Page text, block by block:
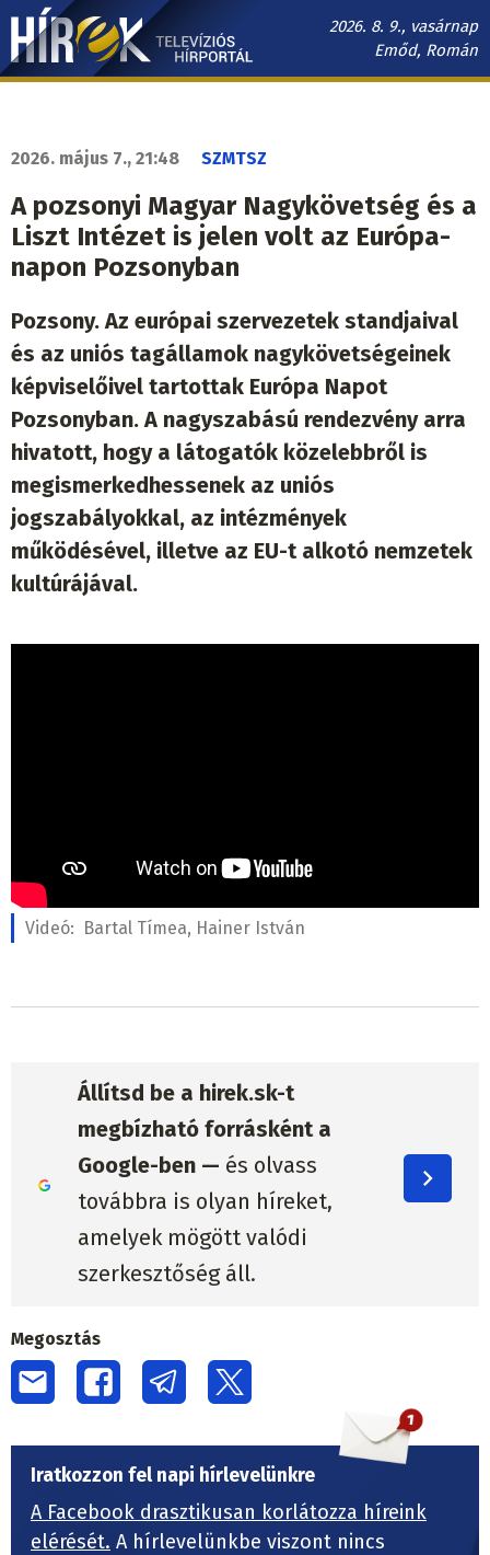
Ugrás
tartalomra
2026. 8. 9., vasárnap
Emőd, Román
Hírek.sk
navigáció
2026. május 7., 21:48 SZMTSZ
A pozsonyi Magyar Nagykövetség és a
Liszt Intézet is jelen volt az Európa-
napon Pozsonyban
Pozsony. Az európai szervezetek standjaival
és az uniós tagállamok nagykövetségeinek
képviselőivel tartottak Európa Napot
Pozsonyban. A nagyszabású rendezvény arra
hivatott, hogy a látogatók közelebbről is
megismerkedhessenek az uniós
jogszabályokkal, az intézmények
működésével, illetve az EU-t alkotó nemzetek
kultúrájával.
Videó: Bartal Tímea, Hainer István
Állítsd be a hirek.sk-t
megbízható forrásként a
Google-ben — és olvass
továbbra is olyan híreket,
amelyek mögött valódi
szerkesztőség áll.
Megosztás
Iratkozzon fel napi hírlevelünkre
A Facebook drasztikusan korlátozza híreink
elérését. A hírlevelünkbe viszont nincs